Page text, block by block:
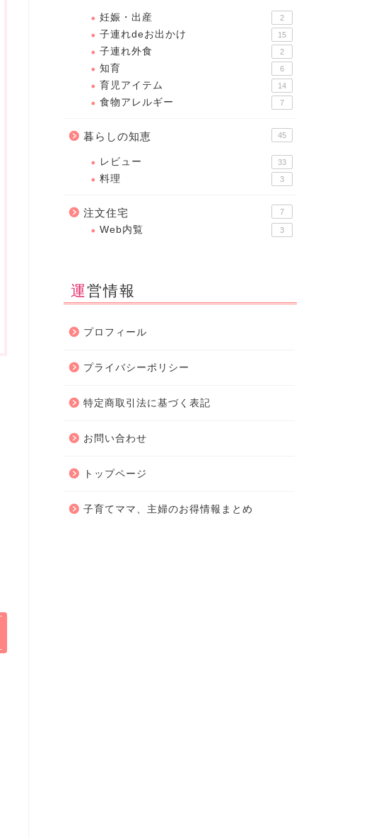
妊娠・出産 2
子連れdeお出かけ 15
子連れ外食 2
知育 6
育児アイテム 14
食物アレルギー 7
暮らしの知恵 45
レビュー 33
料理 3
注文住宅 7
Web内覧 3
運営情報
プロフィール
プライバシーポリシー
特定商取引法に基づく表記
お問い合わせ
トップページ
子育てママ、主婦のお得情報まとめ